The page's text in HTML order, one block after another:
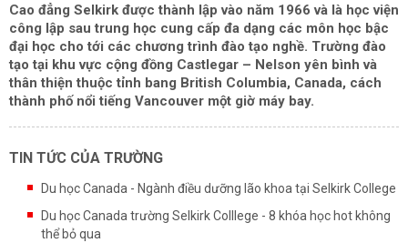
Cao đẳng Selkirk được thành lập vào năm 1966 và là học viện
công lập sau trung học cung cấp đa dạng các môn học bậc
đại học cho tới các chương trình đào tạo nghề. Trường đào
tạo tại khu vực cộng đồng Castlegar – Nelson yên bình và
thân thiện thuộc tỉnh bang British Columbia, Canada, cách
thành phố nổi tiếng Vancouver một giờ máy bay.
TIN TỨC CỦA TRƯỜNG
Du học Canada - Ngành điều dưỡng lão khoa tại Selkirk College
Du học Canada trường Selkirk Colllege - 8 khóa học hot không
thể bỏ qua